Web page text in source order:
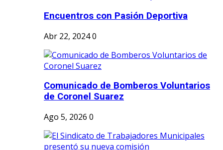
Encuentros con Pasión Deportiva
Abr 22, 20240
Comunicado de Bomberos Voluntarios
de Coronel Suarez
Ago 5, 2026 0